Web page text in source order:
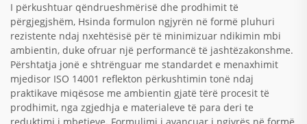
I përkushtuar qëndrueshmërisë dhe prodhimit të
përgjegjshëm, Hsinda formulon ngjyrën në formë pluhuri
rezistente ndaj nxehtësisë për të minimizuar ndikimin mbi
ambientin, duke ofruar një performancë të jashtëzakonshme.
Përshtatja jonë e shtrënguar me standardet e menaxhimit
mjedisor ISO 14001 reflekton përkushtimin tonë ndaj
praktikave miqësose me ambientin gjatë tërë procesit të
prodhimit, nga zgjedhja e materialeve të para deri te